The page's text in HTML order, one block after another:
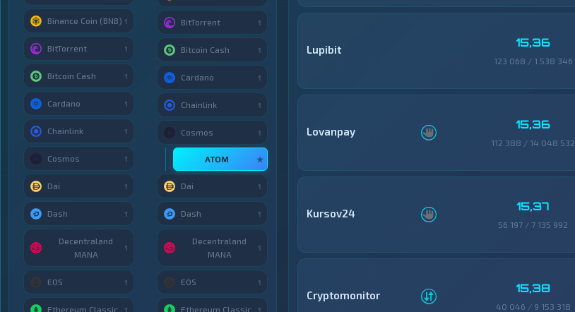
Lupibit 15,36
123 068 / 1 538 346
Lovanpay 15,36
112 388 / 14 048 532
Kursov24 15,37
56 197 / 7 135 992
Cryptomonitor 15,38
40 046 / 9 153 318
Binance Coin (BNB) 1
BitTorrent 1
Bitcoin Cash 1
Cardano 1
Chainlink 1
Cosmos 1
Dai 1
Dash 1
Decentraland
MANA
1
EOS 1
Ethereum Classic 1
BitTorrent 1
Bitcoin Cash 1
Cardano 1
Chainlink 1
Cosmos 1
ATOM ★
Dai 1
Dash 1
Decentraland
MANA
1
EOS 1
Ethereum Classic 1